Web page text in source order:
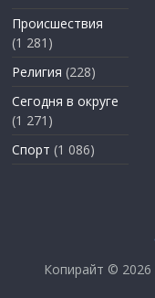
Происшествия
(1 281)
Религия (228)
Сегодня в округе
(1 271)
Спорт (1 086)
Копирайт © 2026